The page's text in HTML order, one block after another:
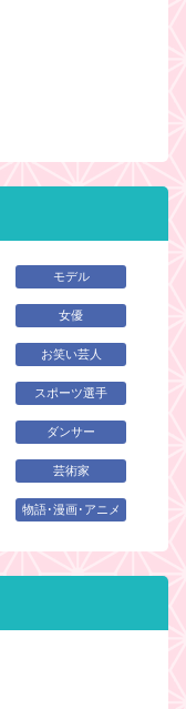
モデル
女優
お笑い芸人
スポーツ選手
ダンサー
芸術家
物語･漫画･アニメ